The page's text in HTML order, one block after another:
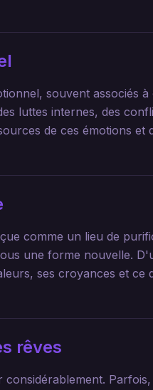
souvent associés à
luttes internes, des
de ces émotions et
comme un lieu de
une forme nouvelle.
ses croyances et ce
rêves